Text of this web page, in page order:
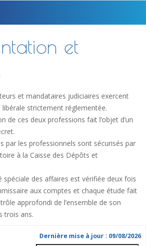
et
et mandataires judiciaires exercent
strictement réglementée.
de ces deux professions fait l’objet d’un
par les professionnels sont sécurisés par
à la Caisse des Dépôts et
spéciale des affaires est vérifiée deux fois
aux comptes et chaque étude fait
approfondi de l’ensemble de son
trois ans.
Dernière mise à jour : 09/08/2026